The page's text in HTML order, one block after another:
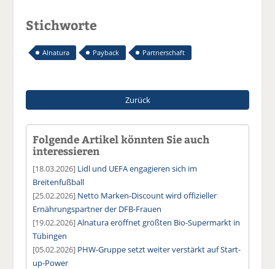
Stichworte
Alnatura Payback Partnerschaft
Zurück
Folgende Artikel könnten Sie auch
interessieren
[18.03.2026] Lidl und UEFA engagieren sich im
Breitenfußball
[25.02.2026] Netto Marken-Discount wird offizieller
Ernährungspartner der DFB-Frauen
[19.02.2026]Alnatura eröffnet größten Bio-Supermarkt in
Tübingen
[05.02.2026] PHW-Gruppe setzt weiter verstärkt auf Start-
up-Power